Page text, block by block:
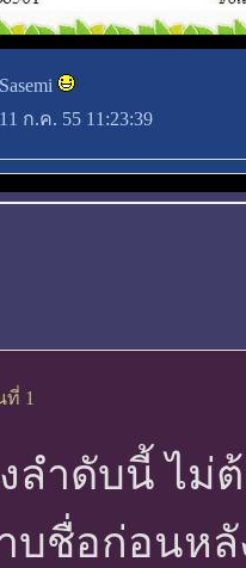
Sasemi
11 ก.ค. 55 11:23:39
1
งลำดับนี้ ไ
บชื่อก่อนห